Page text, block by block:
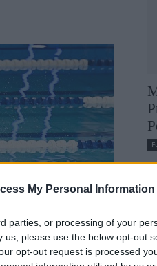
My Personal Information
parties, or processing of your
please use the below opt-out
opt-out request is processed